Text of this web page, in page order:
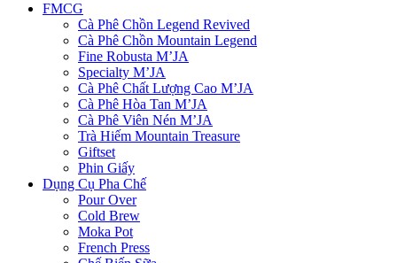
FMCG
Cà Phê Chồn Legend Revived
Cà Phê Chồn Mountain Legend
Fine Robusta M’JA
Specialty M’JA
Cà Phê Chất Lượng Cao M’JA
Cà Phê Hòa Tan M’JA
Cà Phê Viên Nén M’JA
Trà Hiếm Mountain Treasure
Giftset
Phin Giấy
Dụng Cụ Pha Chế
Pour Over
Cold Brew
Moka Pot
French Press